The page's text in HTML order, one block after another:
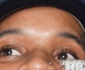
Kelce
1